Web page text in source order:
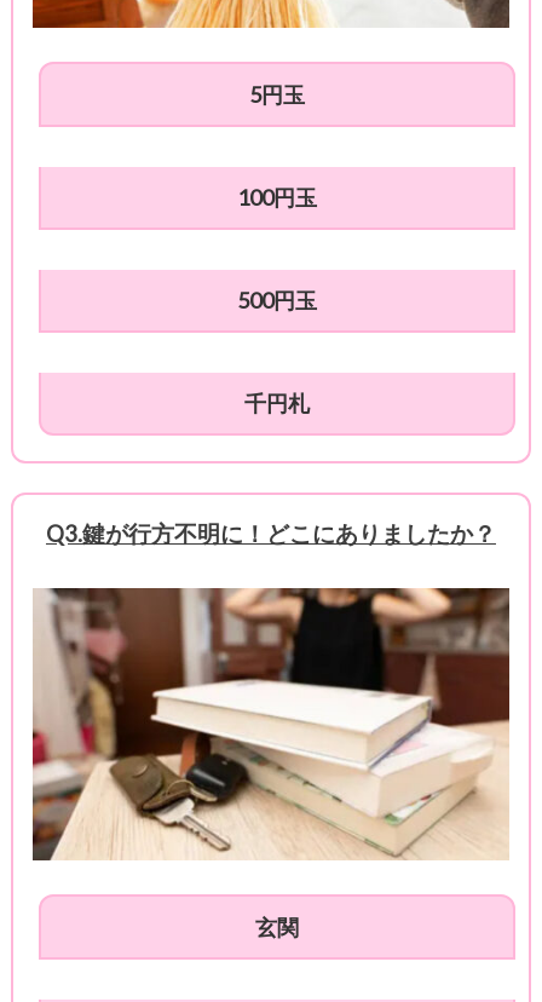
5円玉
100円玉
500円玉
千円札
Q3.鍵が行方不明に！どこにありましたか？
玄関